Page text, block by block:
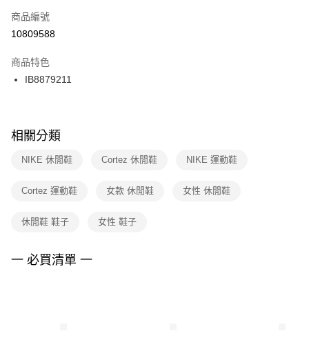
【「AFTEE先享後付」結帳流程】
１．於結帳方式選擇「AFTEE先享後付」後，將跳轉至「AFTEE先享後付」
２．訂單成立數日內，您將收到繳費通知簡訊。
３．收到繳費通知簡訊後14天內，點擊此簡訊中的連結，可透過四大超商／
ATM／網路銀行／等多元方式進行付款，方視為交易完成。
※ 交易是否成功請以「AFTEE先享後付 」之結帳頁面顯示為準，若有關於
是否繳費成功／繳費後需取消欲退款等相關疑問，請聯繫「AFTEE先享後付
客戶支援中心」
https://netprotections.freshdesk.com/support/home
１．透過由恩沛科技股份有限公司提供之「AFTEE先享後付」服務完成之交
權轉讓予恩沛科技股份有限公司。
３．未成年的使用者請事先徵得法定代理人或監護人之同意方可使用
「AFTEE先享後付」，若未經同意申辦者引起之損失，本公司不負相關責
宅配
每筆NT$100，滿NT$1,500(含以上)免運費
商品編號
10809588
商品特色
IB8879211
相關分類
NIKE 休閒鞋 Cortez 休閒鞋 NIKE 運動鞋
Cortez 運動鞋 女款 休閒鞋 女性 休閒鞋
休閒鞋 鞋子 女性 鞋子
一 必買清單 一